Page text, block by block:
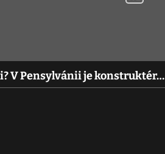
V Pensylvánii je konstruktér…